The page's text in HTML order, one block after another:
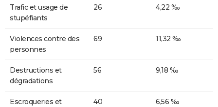
Trafic et usage de
stupéfiants
26 4,22 ‰
Violences contre des
personnes
69 11,32 ‰
Destructions et
dégradations
56 9,18 ‰
Escroqueries et
40 6,56 ‰